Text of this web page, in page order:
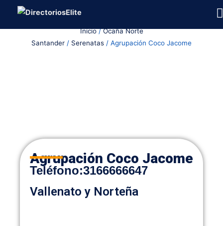
Inicio/Ocaña Norte
Santander / Serenatas / Agrupación Coco Jacome
Agrupación Coco Jacome
Teléfono:3166666647
Vallenato y Norteña